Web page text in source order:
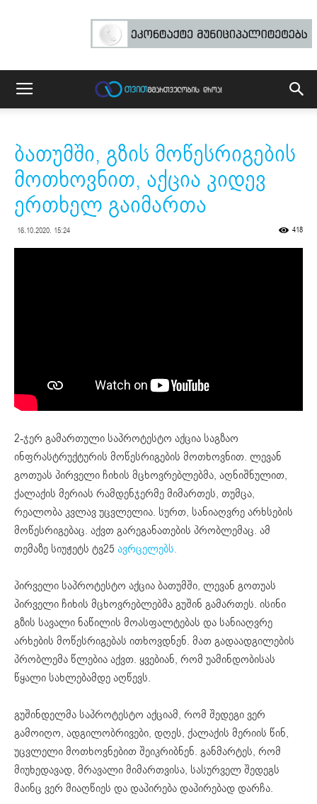
ბათუმში, გზის მოწესრიგების
მოთხოვნით, აქცია კიდევ
ერთხელ გაიმართა
16.10.2020. 15:24 418
2-ჯერ გამართული საპროტესტო აქცია საგზაო
ინფრასტრუქტურის მოწესრიგების მოთხოვნით. ლევან
გოთუას პირველი ჩიხის მცხოვრებლებმა, აღნიშნულით,
ქალაქის მერიას რამდენჯერმე მიმართეს, თუმცა,
რეალობა კვლავ უცვლელია. სურთ, სანიაღვრე არხსების
მოწესრიგებაც. აქვთ გარეგანათების პრობლემაც. ამ
თემაზე სიუჟეტს ტვ25 ავრცელებს.
პირველი საპროტესტო აქცია ბათუმში, ლევან გოთუას
პირველი ჩიხის მცხოვრებლებმა გუშინ გამართეს. ისინი
გზის სავალი ნაწილის მოასფალტებას და სანიაღვრე
არხების მოწესრიგებას ითხოვდნენ. მათ გადაადგილების
პრობლემა წლებია აქვთ. ყვებიან, რომ უამინდობისას
წყალი სახლებამდე აღწევს.
გუშინდელმა საპროტესტო აქციამ, რომ შედეგი ვერ
გამოიღო, ადგილობრივები, დღეს, ქალაქის მერიის წინ,
უცვლელი მოთხოვნებით შეიკრიბნენ. განმარტეს, რომ
მიუხედავად, მრავალი მიმართვისა, სასურველ შედეგს
მაინც ვერ მიაღწიეს და დაპირება დაპირებად დარჩა.